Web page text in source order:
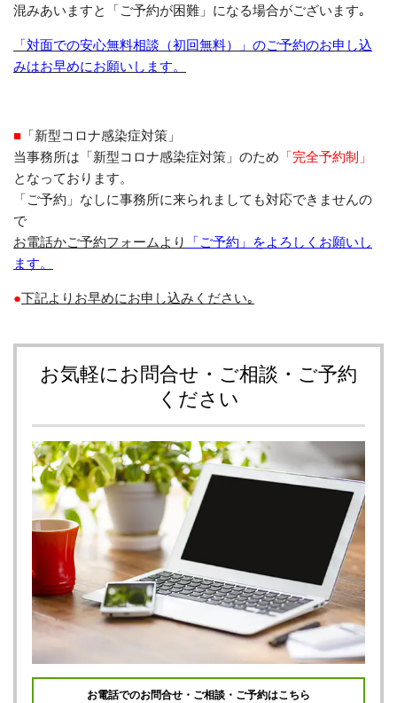
混みあいますと「ご予約が困難」になる場合がございます｡
「対面での安心無料相談（初回無料）」のご予約のお申し込
みはお早めにお願いします。
■ 「新型コロナ感染症対策」
当事務所は「新型コロナ感染症対策」のため 「完全予約制」
となっております。
「ご予約」なしに事務所に来られましても対応できませんの
で
お電話かご予約フォームより
「ご予約」をよろしくお願いし
ます。
●下記よりお早めにお申し込みください｡
お気軽にお問合せ・ご相談・ご予約
ください
お電話でのお問合せ・ご相談・ご予約はこちら